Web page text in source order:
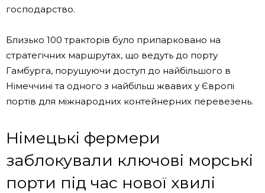
господарство.
Близько 100 тракторів було припарковано на
стратегічних маршрутах, що ведуть до порту
Гамбурга, порушуючи доступ до найбільшого в
Німеччині та одного з найбільш жвавих у Європі
портів для міжнародних контейнерних перевезень.
Німецькі фермери
заблокували ключові морські
порти під час нової хвилі